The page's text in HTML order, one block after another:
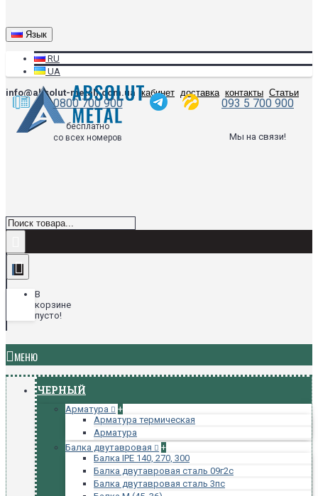
Язык
RU
UA
info@absolut-metall.com.ua
кабинет доставка контакты Статьи
0800 700 900 093 5 700 900
бесплатно
со всех номеров
Мы на связи!
В
корзине
пусто!
МЕНЮ
ЧЕРНЫЙ
Арматура
+
Арматура термическая
Арматура
Балка двутавровая
+
Балка IPE 140, 270, 300
Балка двутавровая сталь 09г2с
Балка двутавровая сталь 3пс